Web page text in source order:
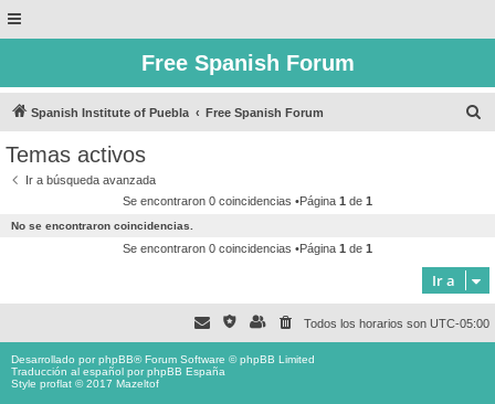
Free Spanish Forum
Spanish Institute of Puebla Free Spanish Forum
Temas activos
Ir a búsqueda avanzada
Se encontraron 0 coincidencias •Página 1 de 1
No se encontraron coincidencias.
Se encontraron 0 coincidencias •Página 1 de 1
Ir a
Todos los horarios son UTC-05:00
Desarrollado porphpBB® Forum Software © phpBB Limited
Traducción al español porphpBB España
Style proflat © 2017 Mazeltof